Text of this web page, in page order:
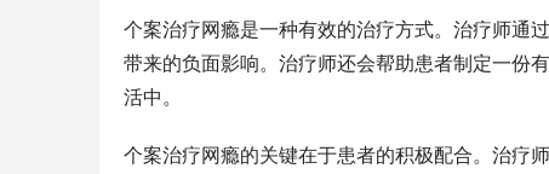
个案治疗网瘾是一种有效的治疗方式。治疗师通
带来的负面影响。治疗师还会帮助患者制定一份
活中。
个案治疗网瘾的关键在于患者的积极配合。治疗